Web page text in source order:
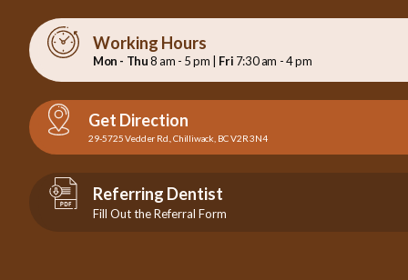
Working Hours
Mon - Thu8 am - 5 pm | Fri 7:30 am - 4 pm
Get Direction
29-5725 Vedder Rd., Chilliwack, BC V2R 3N4
Referring Dentist
Fill Out the Referral Form